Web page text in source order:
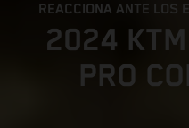
REACCIONA ANTE LOS
2024
PRO